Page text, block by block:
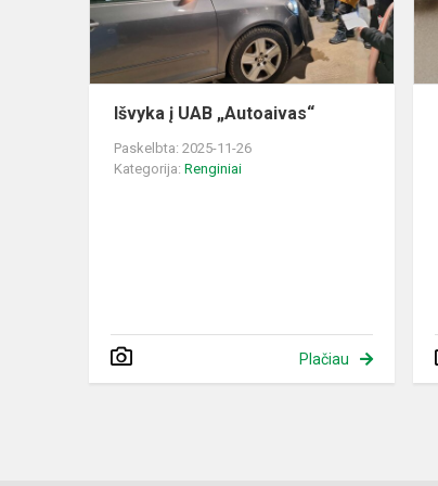
Išvyka į UAB „Autoaivas“
Paskelbta: 2025-11-26
Kategorija: Renginiai
Plačiau